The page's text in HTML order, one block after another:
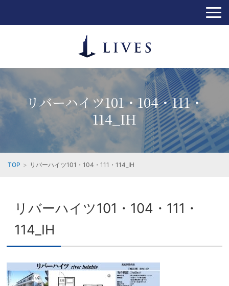
リバーハイツ101・104・111・
114_IH
TOP リバーハイツ101・104・111・114_IH
リバーハイツ101・104・111・
114_IH